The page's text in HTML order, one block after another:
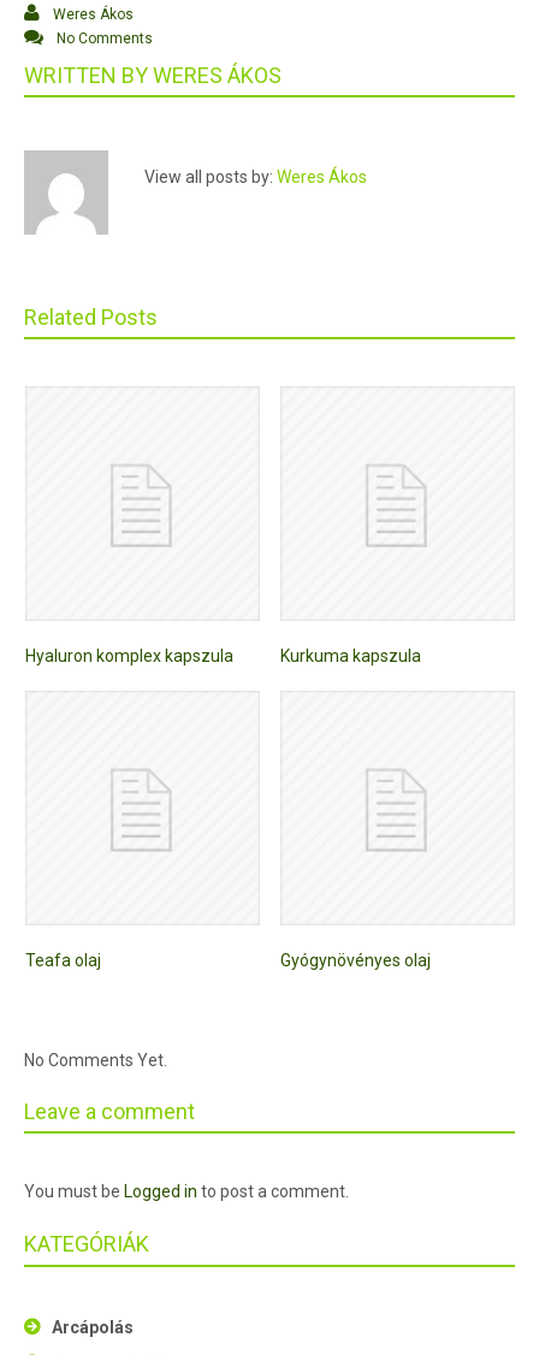
Weres Ákos
No Comments
WRITTEN BYWERES ÁKOS
View all posts by: Weres Ákos
Related Posts
Hyaluron komplex kapszula Kurkuma kapszula
Teafa olaj Gyógynövényes olaj
No Comments Yet.
Leave a comment
You must be Logged in to post a comment.
KATEGÓRIÁK
Arcápolás